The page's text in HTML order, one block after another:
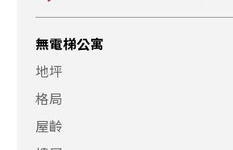
無電梯公寓
地坪
格局
屋齡